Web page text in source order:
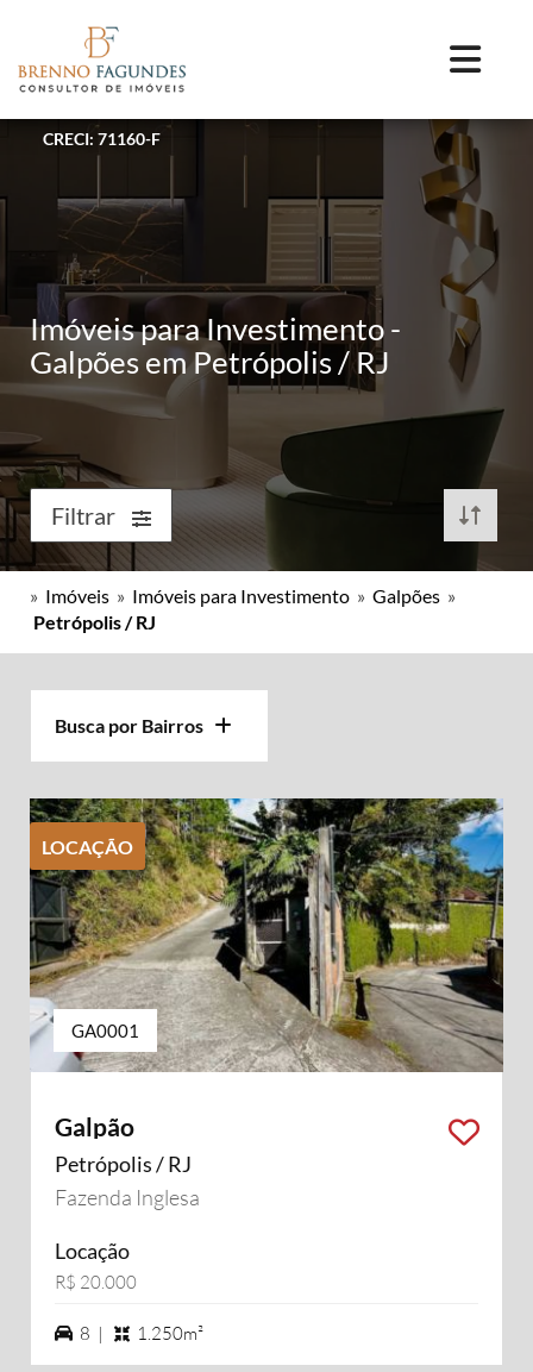
CRECI: 71160-F
Imóveis para Investimento -
Galpões em Petrópolis / RJ
Filtrar
» Imóveis » Imóveis para Investimento » Galpões »
Petrópolis / RJ
Busca por Bairros
LOCAÇÃO
GA0001
Galpão
Petrópolis / RJ
Fazenda Inglesa
Locação
R$ 20.000
8 vagas na garagem
8 | 1.250m²